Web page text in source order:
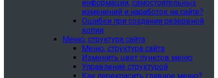
информации, самостоятельных
изменений и наработок на сайте?
Ошибки при создании резервной
копии
Меню, структура сайта
Меню, структура сайта
Изменить цвет пунктов меню
Управление структурой
Как перекрасить главное меню?